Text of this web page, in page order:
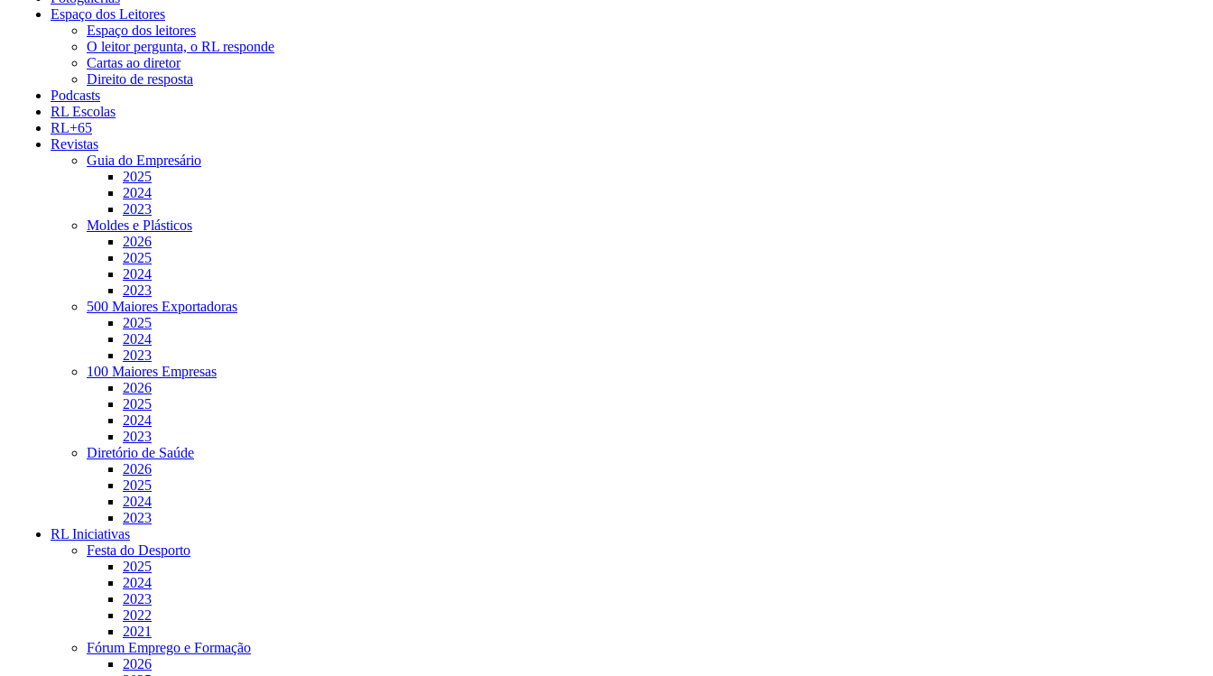
Espaço dos Leitores
Espaço dos leitores
O leitor pergunta, o RL responde
Cartas ao diretor
Direito de resposta
Podcasts
RL Escolas
RL+65
Revistas
Guia do Empresário
2025
2024
2023
Moldes e Plásticos
2026
2025
2024
2023
500 Maiores Exportadoras
2025
2024
2023
100 Maiores Empresas
2026
2025
2024
2023
Diretório de Saúde
2026
2025
2024
2023
RL Iniciativas
Festa do Desporto
2025
2024
2023
2022
2021
Fórum Emprego e Formação
2026